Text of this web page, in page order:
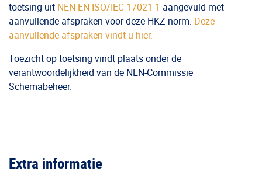
toetsing uit NEN-EN-ISO/IEC 17021-1 aangevuld met
aanvullende afspraken voor deze HKZ-norm. Deze
aanvullende afspraken vindt u hier.
Toezicht op toetsing vindt plaats onder de
verantwoordelijkheid van de NEN-Commissie
Schemabeheer.
Extra informatie